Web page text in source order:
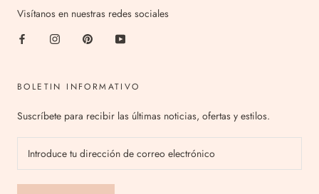
Visítanos en nuestras redes sociales
BOLETIN INFORMATIVO
Suscríbete para recibir las últimas noticias, ofertas y estilos.